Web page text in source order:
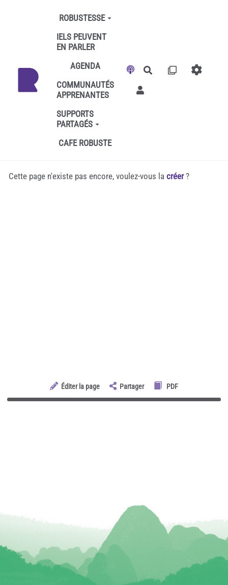
Aller au contenu principal
ROBUSTESSE
IELS PEUVENT
EN PARLER
AGENDA
COMMUNAUTÉS
APPRENANTES
SUPPORTS
PARTAGÉS
CAFE ROBUSTE
Rechercher
Cette page n'existe pas encore, voulez-vous la créer?
Éditer la page Partager PDF